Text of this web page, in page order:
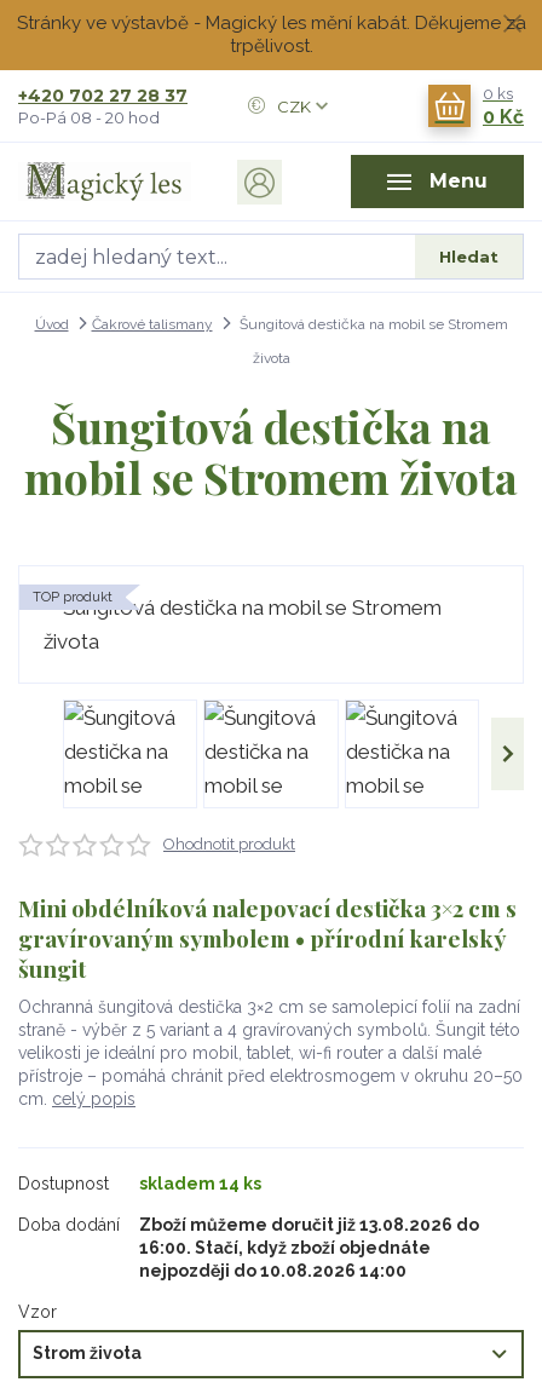
Stránky ve výstavbě - Magický les mění kabát. Děkujeme za
trpělivost.
Menu
CZK
Hledat
+420 702 27 28 37
Po-Pá 08 - 20 hod
0 ks
0 Kč
Úvod Čakrové talismany
Šungitová destička na mobil se Stromem
života
Šungitová destička na
mobil se Stromem života
TOP produkt
Ohodnotit produkt
Mini obdélníková nalepovací destička 3×2 cm s
gravírovaným symbolem • přírodní karelský
šungit
Ochranná šungitová destička 3×2 cm se samolepicí folií na zadní
straně - výběr z 5 variant a 4 gravírovaných symbolů. Šungit této
velikosti je ideální pro mobil, tablet, wi-fi router a další malé
přístroje – pomáhá chránit před elektrosmogem v okruhu 20–50
cm. celý popis
Dostupnost skladem 14 ks
Doba dodání
Zboží můžeme doručit již 13.08.2026 do
16:00. Stačí, když zboží objednáte
nejpozději do 10.08.2026 14:00
Vzor